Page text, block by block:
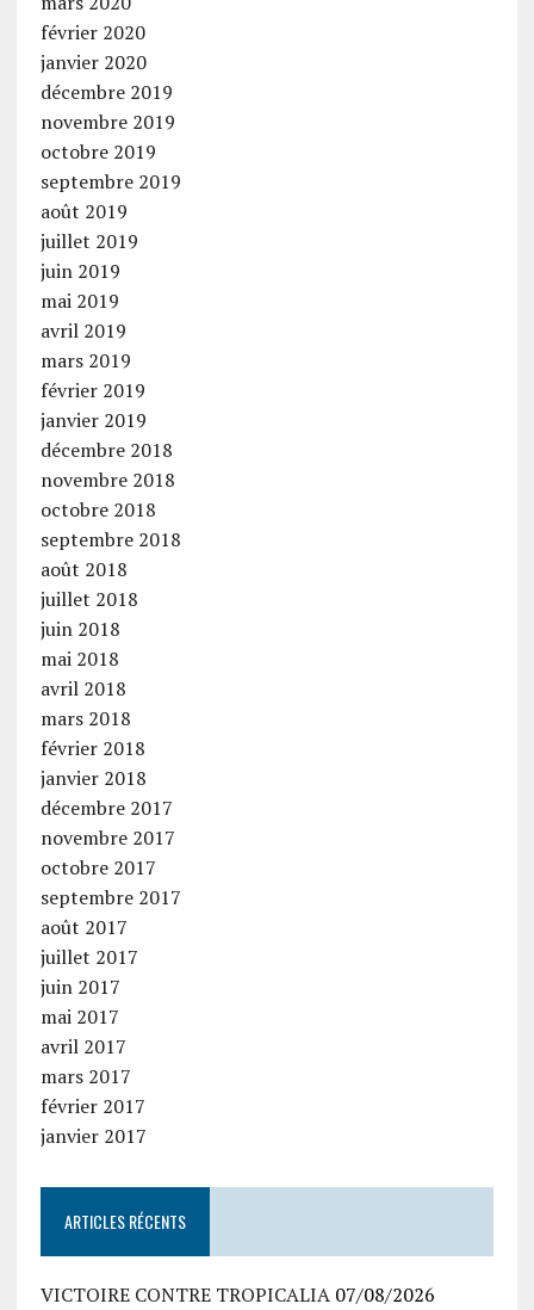
février 2020
janvier 2020
décembre 2019
novembre 2019
octobre 2019
septembre 2019
août 2019
juillet 2019
juin 2019
mai 2019
avril 2019
mars 2019
février 2019
janvier 2019
décembre 2018
novembre 2018
octobre 2018
septembre 2018
août 2018
juillet 2018
juin 2018
mai 2018
avril 2018
mars 2018
février 2018
janvier 2018
décembre 2017
novembre 2017
octobre 2017
septembre 2017
août 2017
juillet 2017
juin 2017
mai 2017
avril 2017
mars 2017
février 2017
janvier 2017
ARTICLES RÉCENTS
VICTOIRE CONTRE TROPICALIA 07/08/2026